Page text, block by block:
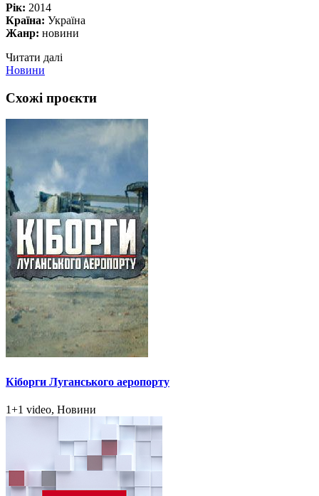
Рік: 2014
Країна: Україна
Жанр: новини
Читати далі
Новини
Схожі проєкти
Кіборги Луганського аеропорту
1+1 video, Новини